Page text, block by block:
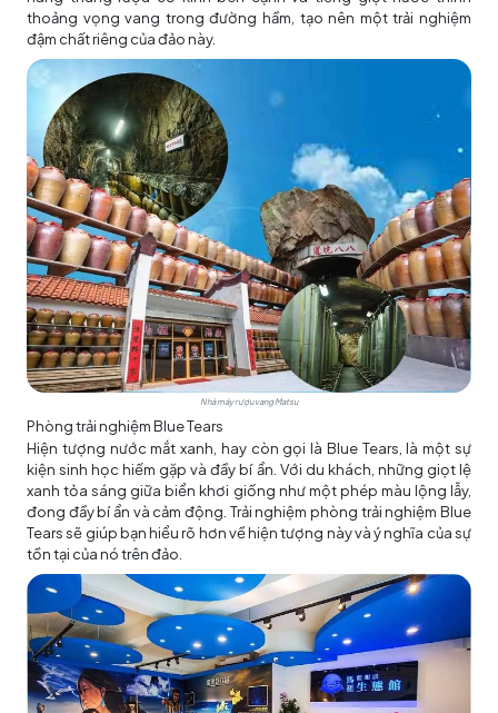
thoảng vọng vang trong đường hầm, tạo nên một trải nghiệm
đậm chất riêng của đảo này.
Nhà máy rượu vang Matsu
Phòng trải nghiệm Blue Tears
Hiện tượng nước mắt xanh, hay còn gọi là Blue Tears, là một sự
kiện sinh học hiếm gặp và đầy bí ẩn. Với du khách, những giọt lệ
xanh tỏa sáng giữa biển khơi giống như một phép màu lộng lẫy,
đong đầy bí ẩn và cảm động. Trải nghiệm phòng trải nghiệm Blue
Tears sẽ giúp bạn hiểu rõ hơn về hiện tượng này và ý nghĩa của sự
tồn tại của nó trên đảo.